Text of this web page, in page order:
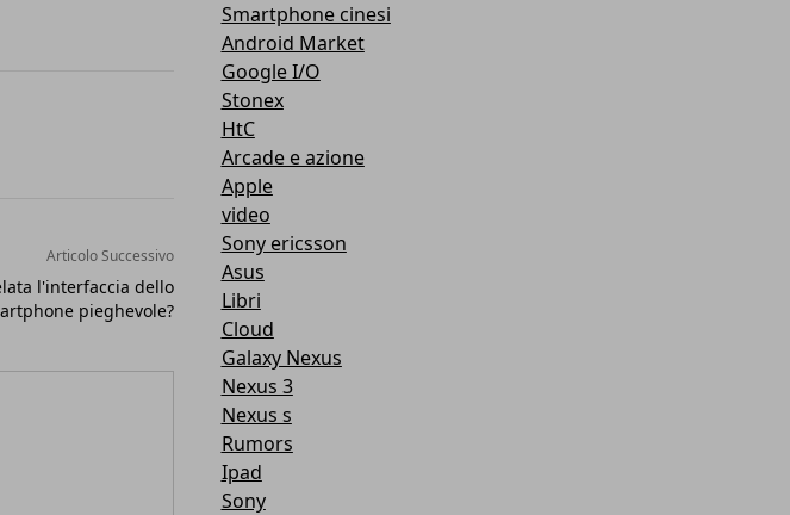
Articolo Successivo
l'interfaccia dello
pieghevole?
Smartphone cinesi
Android Market
Google I/O
Stonex
HtC
Arcade e azione
Apple
video
Sony ericsson
Asus
Libri
Cloud
Galaxy Nexus
Nexus 3
Nexus s
Rumors
Ipad
Sony